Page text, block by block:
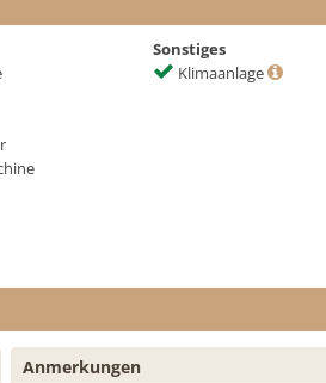
Sonstiges
Klimaanlage
Anmerkungen